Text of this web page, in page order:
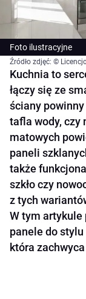
Foto ilustracyjne
Źródło zdjęć: ©
Kuchnia to
łączy się ze
ściany
tafla wody, czy
matowych
paneli
także
szkło czy
z tych
W tym artykule
panele do
która